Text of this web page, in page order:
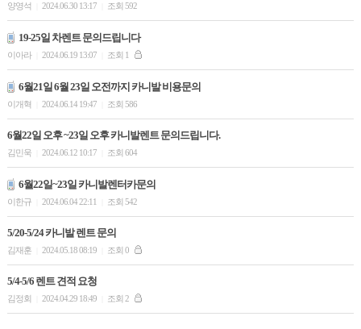
양영석 2024.06.30 13:17 조회 592
19-25일 차렌트 문의드립니다
이아라 2024.06.19 13:07 조회 1
6월21일 6월 23일 오전까지 카니발 비용문의
이개혁 2024.06.14 19:47 조회 586
6월22일 오후 ~23일 오후 카니발렌트 문의드립니다.
김민욱 2024.06.12 10:17 조회 604
6월22일~23일 카니발렌터카문의
이한규 2024.06.04 22:11 조회 542
5/20-5/24 카니발 렌트 문의
김재훈 2024.05.18 08:19 조회 0
5/4-5/6 렌트 견적 요청
김정회 2024.04.29 18:49 조회 2